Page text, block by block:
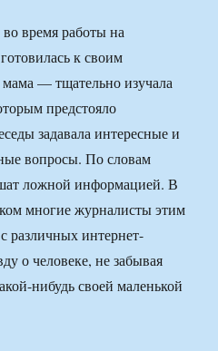
время работы на
к своим
мама — тщательно изучала
предстояло
задавала интересные и
вопросы. По словам
ложной информацией. В
многие журналисты этим
различных интернет-
о человеке, не забывая
нибудь своей маленькой